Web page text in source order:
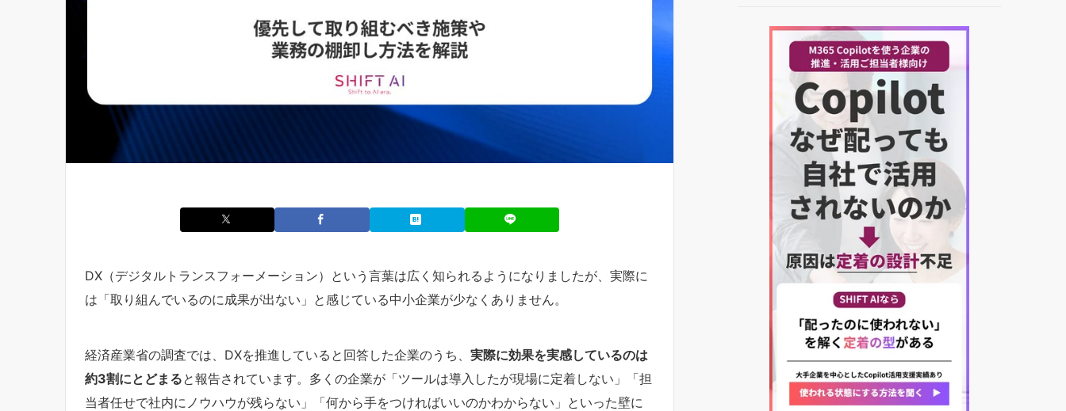
DX（デジタルトランスフォーメーション）という言葉は広く知られるようになりましたが、実際に
は「取り組んでいるのに成果が出ない」と感じている中小企業が少なくありません。
経済産業省の調査では、DXを推進していると回答した企業のうち、 実際に効果を実感しているのは
約3割にとどまると報告されています。多くの企業が「ツールは導入したが現場に定着しない」「担
当者任せで社内にノウハウが残らない」「何から手をつければいいのかわからない」といった壁に